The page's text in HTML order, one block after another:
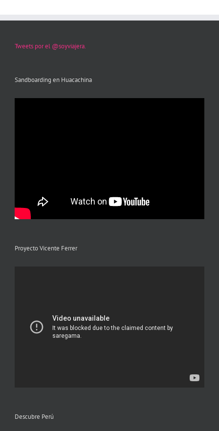
Tweets por el @soyviajera.
Sandboarding en Huacachina
Proyecto Vicente Ferrer
Descubre Perú